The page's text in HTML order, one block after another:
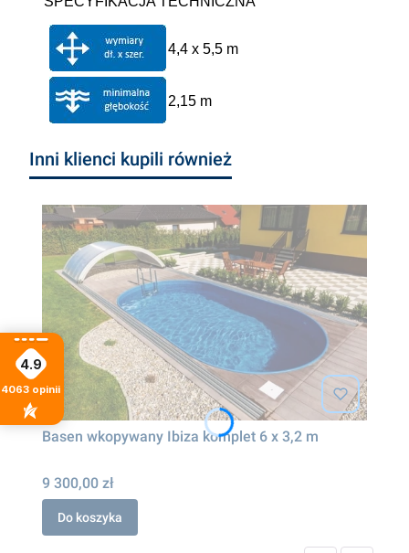
4,4 x 5,5 m
2,15 m
Inni klienci kupili również
Basen wkopywany Ibiza komplet 6 x 3,2 m
9 300,00 zł
Do koszyka
4.9
4063 opinii